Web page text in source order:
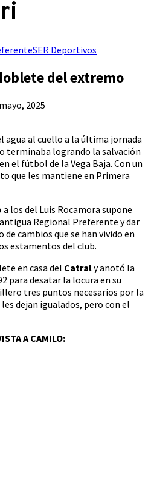
SER Deportivos
del extremo
2025
agua al cuello a la última jornada
terminaba logrando la salvación
el fútbol de la Vega Baja. Con un
que les mantiene en Primera
a los del Luis Rocamora supone
Regional Preferente y dar
cambios que se han vivido en
estamentos del club.
en casa del Catraly anotó la
para desatar la locura en su
tres puntos necesarios por la
dejan igualados, pero con el
A CAMILO: